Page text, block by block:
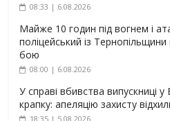
08:33 | 6.08.2026
Майже 10 годин під вогнем і
поліцейський із
бою
08:00 | 6.08.2026
У справі вбивства випускниці
крапку: апеляцію захисту
18:35 | 5.08.2026